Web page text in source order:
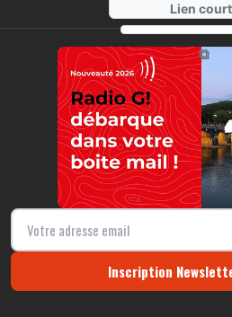
Lien
https://radio-
⧉
Inscription